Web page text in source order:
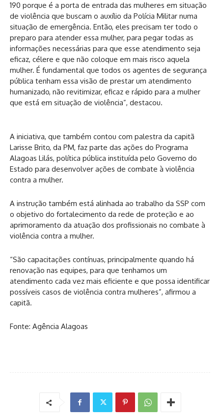
190 porque é a porta de entrada das mulheres em situação
de violência que buscam o auxílio da Polícia Militar numa
situação de emergência. Então, eles precisam ter todo o
preparo para atender essa mulher, para pegar todas as
informações necessárias para que esse atendimento seja
eficaz, célere e que não coloque em mais risco aquela
mulher. É fundamental que todos os agentes de segurança
pública tenham essa visão de prestar um atendimento
humanizado, não revitimizar, eficaz e rápido para a mulher
que está em situação de violência”, destacou.
A iniciativa, que também contou com palestra da capitã
Larisse Brito, da PM, faz parte das ações do Programa
Alagoas Lilás, política pública instituída pelo Governo do
Estado para desenvolver ações de combate à violência
contra a mulher.
A instrução também está alinhada ao trabalho da SSP com
o objetivo do fortalecimento da rede de proteção e ao
aprimoramento da atuação dos profissionais no combate à
violência contra a mulher.
“São capacitações contínuas, principalmente quando há
renovação nas equipes, para que tenhamos um
atendimento cada vez mais eficiente e que possa identificar
possíveis casos de violência contra mulheres”, afirmou a
capitã.
Fonte: Agência Alagoas